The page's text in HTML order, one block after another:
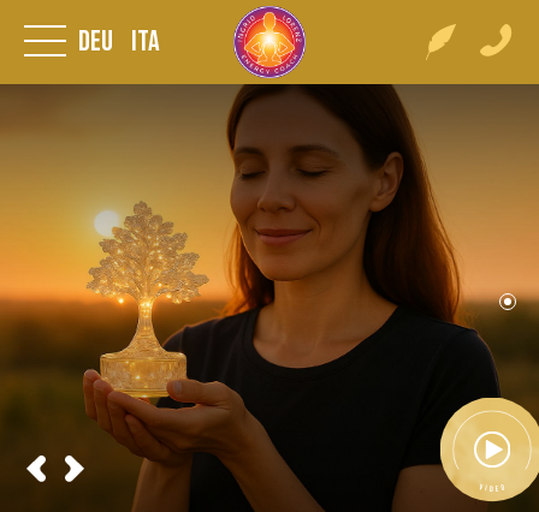
Deu Ita
Video